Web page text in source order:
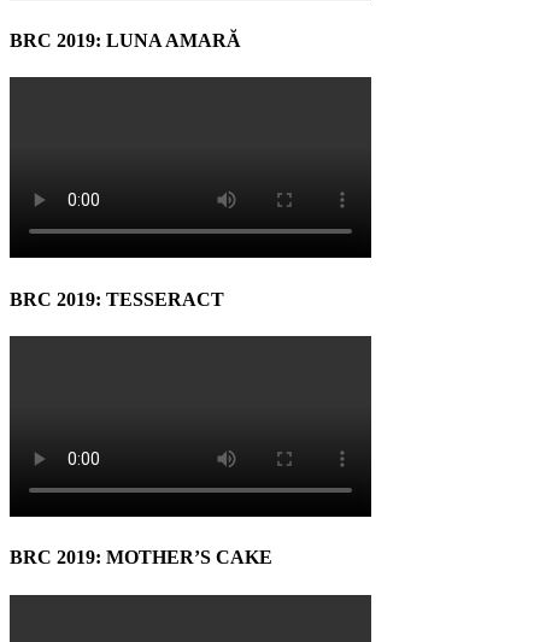
BRC 2019: LUNA AMARĂ
BRC 2019: TESSERACT
BRC 2019: MOTHER’S CAKE